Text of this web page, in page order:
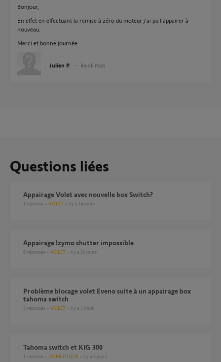
Bonjour,
En effet en effectuant la remise à zéro du moteur j'ai pu l'appairer à
nouveau.
Merci et bonne journée.
Julien P. il y a 6 mois
Questions liées
Appairage Volet avec nouvelle box Switch?
1 réponse VOLET il y a 14 jours
Appairage Izymo shutter impossible
6 réponses VOLET il y a 24 jours
Problème blocage volet Eveno suite à un appairage box
tahoma switch
3 réponses VOLET il y a 3 mois
Tahoma switch et KIG 300
1 réponse DOMOTIQUE il y a 6 jours